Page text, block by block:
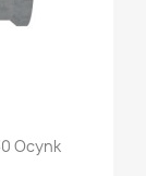
Ocynk